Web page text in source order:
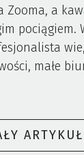
Zooma, a
pociągiem.
małe
ARTYKUŁ